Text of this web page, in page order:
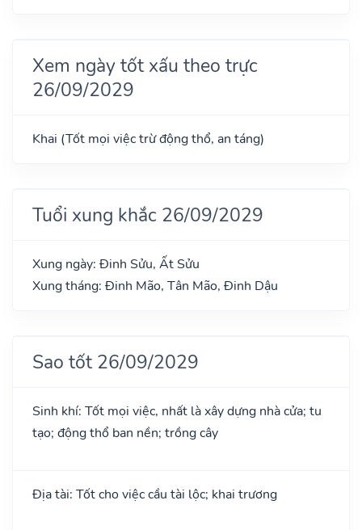
Xem ngày tốt xấu theo trực
26/09/2029
Khai (Tốt mọi việc trừ động thổ, an táng)
Tuổi xung khắc 26/09/2029
Xung ngày: Đinh Sửu, Ất Sửu
Xung tháng: Đinh Mão, Tân Mão, Đinh Dậu
Sao tốt 26/09/2029
Sinh khí: Tốt mọi việc, nhất là xây dựng nhà cửa; tu
tạo; động thổ ban nền; trồng cây
Địa tài: Tốt cho việc cầu tài lộc; khai trương